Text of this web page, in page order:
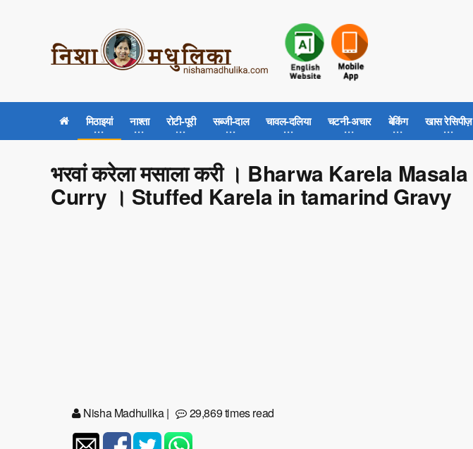
मिठाइयां नाश्ता रोटी-पूरी सब्जी-दाल चावल-दलिया चटनी-अचार बेकिंग खास रेसिपीज़
भरवां करेला मसाला करी । Bharwa Karela Masala
Curry । Stuffed Karela in tamarind Gravy
Nisha Madhulika| 29,869 times read